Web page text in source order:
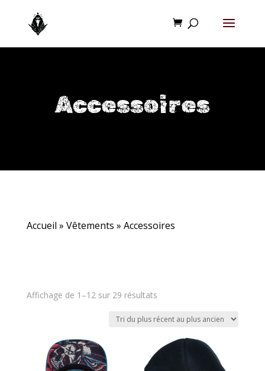
Accessoires
Accueil » Vêtements » Accessoires
Affichage de 1–12 sur 29 résultatsTrié
récent